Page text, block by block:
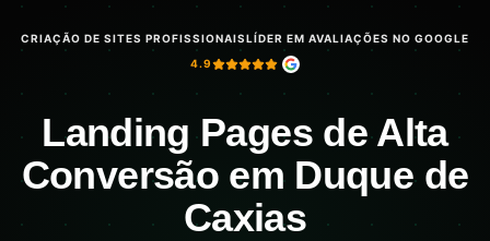
CRIAÇÃO DE SITES PROFISSIONAISLÍDER EM AVALIAÇÕES NO GOOGLE
4.9
Landing Pages de Alta
Conversão em Duque de
Caxias